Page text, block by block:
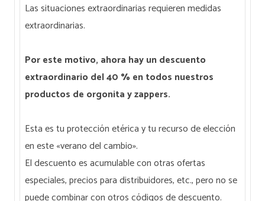
Las situaciones extraordinarias requieren medidas
extraordinarias.
Por este motivo, ahora hay un descuento
extraordinario del 40 % en todos nuestros
productos de orgonita y zappers.
Esta es tu protección etérica y tu recurso de elección
en este «verano del cambio».
El descuento es acumulable con otras ofertas
especiales, precios para distribuidores, etc., pero no se
puede combinar con otros códigos de descuento.